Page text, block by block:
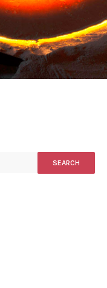
SEARCH